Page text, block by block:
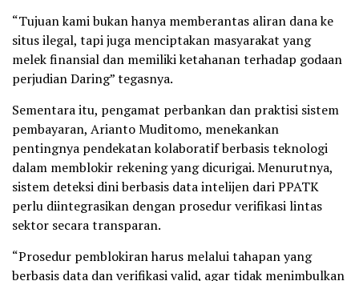
“Tujuan kami bukan hanya memberantas aliran dana ke
situs ilegal, tapi juga menciptakan masyarakat yang
melek finansial dan memiliki ketahanan terhadap godaan
perjudian Daring” tegasnya.
Sementara itu, pengamat perbankan dan praktisi sistem
pembayaran, Arianto Muditomo, menekankan
pentingnya pendekatan kolaboratif berbasis teknologi
dalam memblokir rekening yang dicurigai. Menurutnya,
sistem deteksi dini berbasis data intelijen dari PPATK
perlu diintegrasikan dengan prosedur verifikasi lintas
sektor secara transparan.
“Prosedur pemblokiran harus melalui tahapan yang
berbasis data dan verifikasi valid, agar tidak menimbulkan